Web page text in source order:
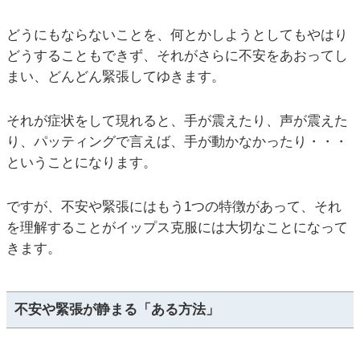
どうにもならないことを、何とかしようとしてもやはり
どうすることもできず、それがさらに不安をあおってし
まい、どんどん緊張してゆきます。
それが症状をして現れると、手が震えたり、声が震えた
り、パッティングで言えば、手が動かなかったり・・・
ということになります。
ですが、不安や緊張にはもう1つの特徴があって、それ
を理解することがイップス克服には大切なことになって
きます。
不安や緊張が静まる「ある方法」